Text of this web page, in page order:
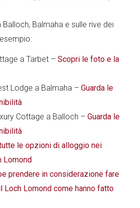
Balmaha e sulle rive dei
a Tarbet –Scopri le foto e la
Lodge a Balmaha –Guarda le
Cottage a Balloch –Guarda le
le opzioni di alloggio nei
Lomond
prendere in considerazionefare
Loch Lomond come hanno fatto